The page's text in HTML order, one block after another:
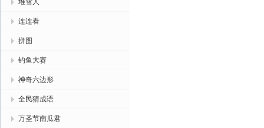
堆雪人
连连看
拼图
钓鱼大赛
神奇六边形
全民猜成语
万圣节南瓜君